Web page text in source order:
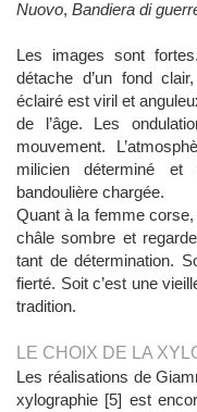
Nuovo, Bandiera di
Les images sont
détache d’un fond
éclairé est viril et
de l’âge. Les
mouvement.
milicien déterminé
bandoulière chargée.
Quant à la femme corse,
châle sombre et
tant de détermination.
fierté. Soit c’est une
tradition.
LE CHOIX DE LA
Les réalisations de
xylographie [5] est